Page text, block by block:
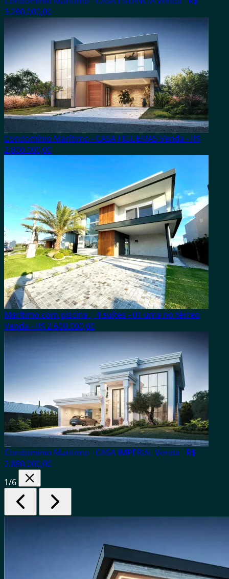
3.280.000,00
Condomínio Marítimo - CASA FIGUEIRAS Venda - R$
2.800.000,00
Marítimo com piscina | 4 suítes - 01 uma no térreo
Venda - R$ 2.600.000,00
Condomínio Marítimo - CASA IMPERIALVenda - R$
2.880.000,00
1/6